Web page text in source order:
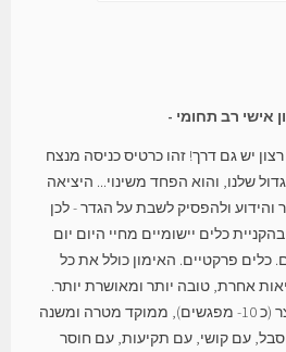
אישי רב תחומי
יש גם דרך! זהו כרטיס כניסה מנצח
שלנו, והוא הפחד משינוי... היציאה
ולהפסיק לשבת על הגדר - לכן
כלים יישומיים מחיי היום יום
פרקטיים. האימון כולל את כל
אחרת, טובה יותר ומאושרת יותר.
זהו תהליך חוויתי, יחסית קצר (כ 10- מפגשים), ממוקד מטרה ומשנה
עם קושי, עם תקיעות, עם חוסר